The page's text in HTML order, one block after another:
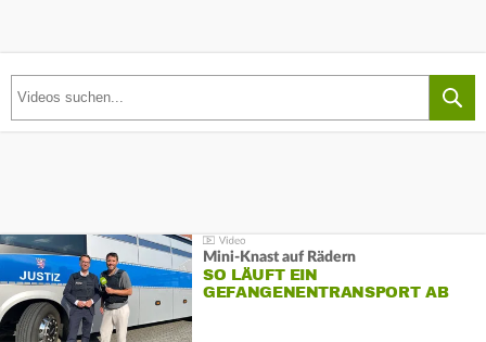
Mini-Knast auf Rädern
SO LÄUFT EIN
GEFANGENENTRANSPORT AB